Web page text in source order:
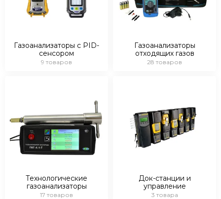
Газоанализаторы с PID-
сенсором
9 товаров
Газоанализаторы
отходящих газов
28 товаров
Технологические
газоанализаторы
17 товаров
Док-станции и
управление
3 товара